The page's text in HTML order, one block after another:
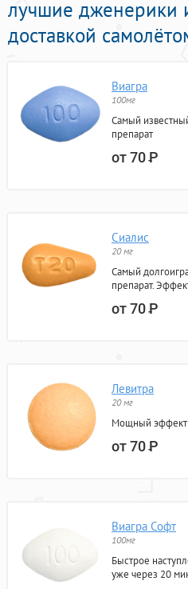
лучшие дженерики
доставкой
Виагра
100мг
Самый
препарат
от 70Р
Сиалис
20 мг
Самый
препарат.
от 70Р
Левитра
20 мг
Мощный эффект
от 70Р
Виагра Софт
100мг
Быстрое
уже через 20